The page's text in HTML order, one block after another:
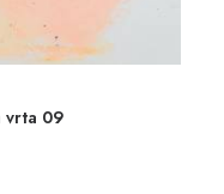
vrta 09